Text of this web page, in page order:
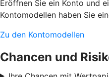
Eröffnen Sie ein Konto und
Kontomodellen haben Sie
Zu den Kontomodellen
Chancen und